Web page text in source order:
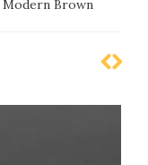
Brown